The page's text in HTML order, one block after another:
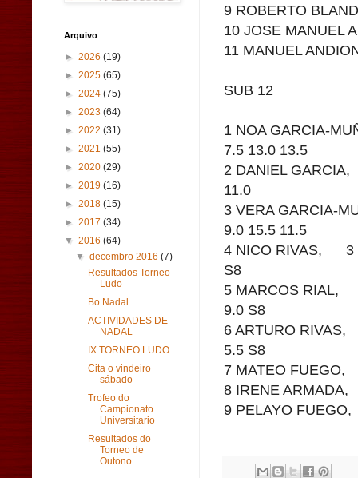
9 ROBERTO
10 JOSE
11 MANUEL
SUB 12
1 NOA GARCIA-
7.5 13.0 13.5
2 DANIEL
11.0
3 VERA GARCIA-
9.0 15.5 11.5
4 NICO RIVAS, 3
S8
5 MARCOS RIAL,
9.0 S8
6 ARTURO
5.5 S8
7 MATEO
8 IRENE
9 PELAYO
Arquivo
► 2026 (19)
► 2025 (65)
► 2024 (75)
► 2023 (64)
► 2022 (31)
► 2021 (55)
► 2020 (29)
► 2019 (16)
► 2018 (15)
► 2017 (34)
▼ 2016 (64)
▼decembro 2016(7)
Resultados Torneo
Ludo
Bo Nadal
ACTIVIDADES DE
NADAL
IX TORNEO LUDO
Cita o vindeiro
sábado
Trofeo do
Campionato
Universitario
Resultados do
Torneo de
Outono